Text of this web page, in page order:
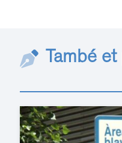
També